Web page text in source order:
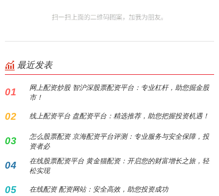
最近发表
01
网上配资炒股 智沪深股票配资平台：专业杠杆，助您掘金股
市！
02 线上配资平台 盘配资平台：精选推荐，助您把握投资机遇！
03
怎么股票配资 京海配资平台评测：专业服务与安全保障，投
资者必
04
在线股票配资平台 黄金猫配资：开启您的财富增长之旅，轻
松实现
05 在线配资 配资网站：安全高效，助您投资成功